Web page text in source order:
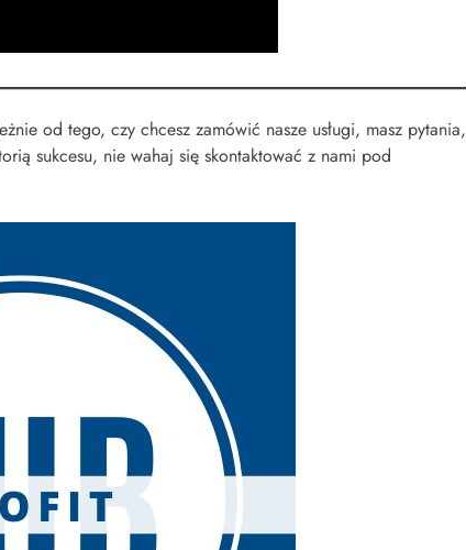
od tego, czy chcesz zamówić nasze usługi, masz pytania,
sukcesu, nie wahaj się skontaktować z nami pod